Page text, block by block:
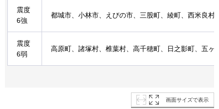
震度
6強
都城市、小林市、えびの市、三股町、綾町、西米良村
震度
6弱
高原町、諸塚村、椎葉村、高千穂町、日之影町、五ヶ
画面サイズで表示